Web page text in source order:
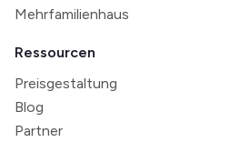
Mehrfamilienhaus
Ressourcen
Preisgestaltung
Blog
Partner